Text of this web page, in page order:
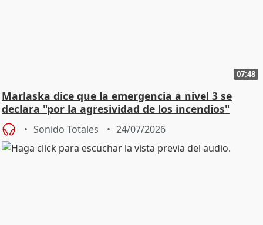
07:48
Marlaska dice que la emergencia a nivel 3 se
declara "por la agresividad de los incendios"
Sonido Totales 24/07/2026